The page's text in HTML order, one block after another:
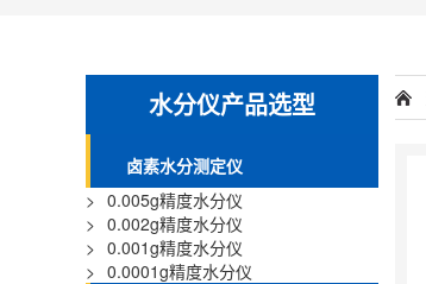
水分仪产品选型
卤素水分测定仪
> 0.005g精度水分仪
> 0.002g精度水分仪
> 0.001g精度水分仪
> 0.0001g精度水分仪